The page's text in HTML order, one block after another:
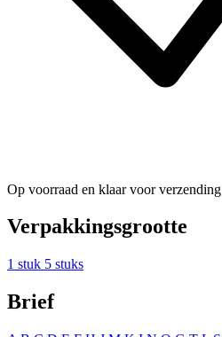
Op voorraad en klaar voor verzending
Verpakkingsgrootte
1 stuk 5 stuks
Brief